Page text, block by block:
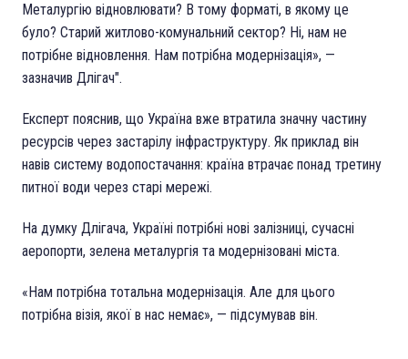
Металургію відновлювати? В тому форматі, в якому це
було? Старий житлово-комунальний сектор? Ні, нам не
потрібне відновлення. Нам потрібна модернізація», —
зазначив Длігач".
Експерт пояснив, що Україна вже втратила значну частину
ресурсів через застарілу інфраструктуру. Як приклад він
навів систему водопостачання: країна втрачає понад третину
питної води через старі мережі.
На думку Длігача, Україні потрібні нові залізниці, сучасні
аеропорти, зелена металургія та модернізовані міста.
«Нам потрібна тотальна модернізація. Але для цього
потрібна візія, якої в нас немає», — підсумував він.